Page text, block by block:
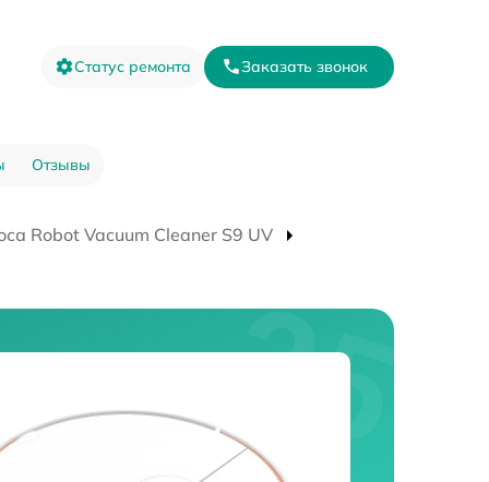
Статус ремонта Заказать звонок
Отзывы
Robot Vacuum Cleaner S9 UV